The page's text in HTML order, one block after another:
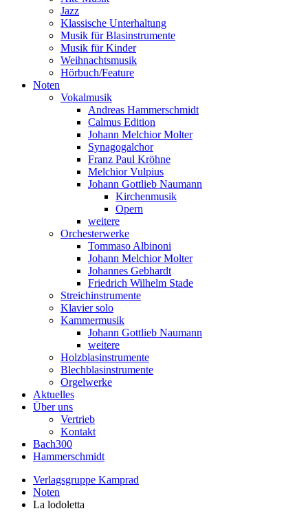
Jazz
Klassische Unterhaltung
Musik für Blasinstrumente
Musik für Kinder
Weihnachtsmusik
Hörbuch/Feature
Noten
Vokalmusik
Andreas Hammerschmidt
Calmus Edition
Johann Melchior Molter
Synagogalchor
Franz Paul Kröhne
Melchior Vulpius
Johann Gottlieb Naumann
Kirchenmusik
Opern
weitere
Orchesterwerke
Tommaso Albinoni
Johann Melchior Molter
Johannes Gebhardt
Friedrich Wilhelm Stade
Streichinstrumente
Klavier solo
Kammermusik
Johann Gottlieb Naumann
weitere
Holzblasinstrumente
Blechblasinstrumente
Orgelwerke
Aktuelles
Über uns
Vertrieb
Kontakt
Bach300
Hammerschmidt
Verlagsgruppe Kamprad
Noten
La lodoletta